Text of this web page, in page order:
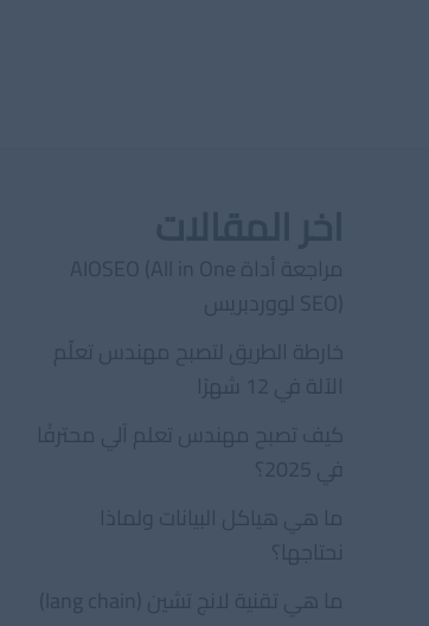
مراجعة أداة AIOSEO (All in One
SEO) لووردبريس
خارطة الطريق لتصبح مهندس تعلّم
الآلة في 12 شهرًا
كيف تصبح مهندس تعلم آلي محترفًا
في 2025؟
ما هي هياكل البيانات ولماذا
نحتاجها؟
ما هي تقنية لانج تشين (lang chain)